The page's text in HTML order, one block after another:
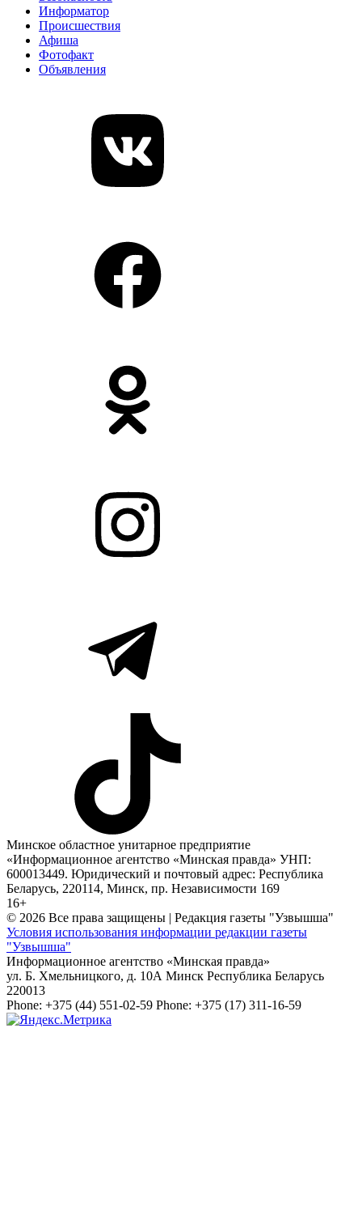
Информатор
Происшествия
Афиша
Фотофакт
Объявления
Минское областное унитарное предприятие
«Информационное агентство «Минская правда» УНП:
600013449. Юридический и почтовый адрес: Республика
Беларусь, 220114, Минск, пр. Независимости 169
16+
© 2026 Все права защищены | Редакция газеты "Узвышша"
Условия использования информации редакции газеты
"Узвышша"
Информационное агентство «Минская правда»
ул. Б. Хмельницкого, д. 10А Минск Республика Беларусь
220013
Phone: +375 (44) 551-02-59 Phone: +375 (17) 311-16-59